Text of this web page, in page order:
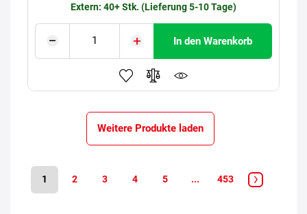
Extern: 40+ Stk. (Lieferung 5-10 Tage)
In den Warenkorb
Weitere Produkte laden
1 2 3 4 5 ... 453